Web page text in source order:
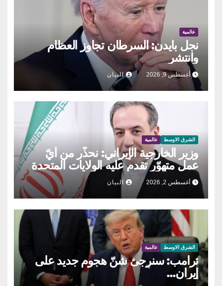
عالمية
نجل بايدن: السرطان تجاوز العظام
وانتشر
أغسطس 9, 2026 البيان
الشرق الاوسط عالمية
وزير الخارجية الإيراني: نحذّر من أيّ
عمل متهوّر تقدم عليه الولايات المتحدة
أغسطس 2, 2026 البيان
الشرق الاوسط عالمية
ترامب: سنرجئ شنّ هجوم جديد على
إيران…